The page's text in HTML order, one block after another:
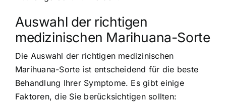
Auswahl der richtigen
medizinischen Marihuana-Sorte
Die Auswahl der richtigen medizinischen
Marihuana-Sorte ist entscheidend für die beste
Behandlung Ihrer Symptome. Es gibt einige
Faktoren, die Sie berücksichtigen sollten: